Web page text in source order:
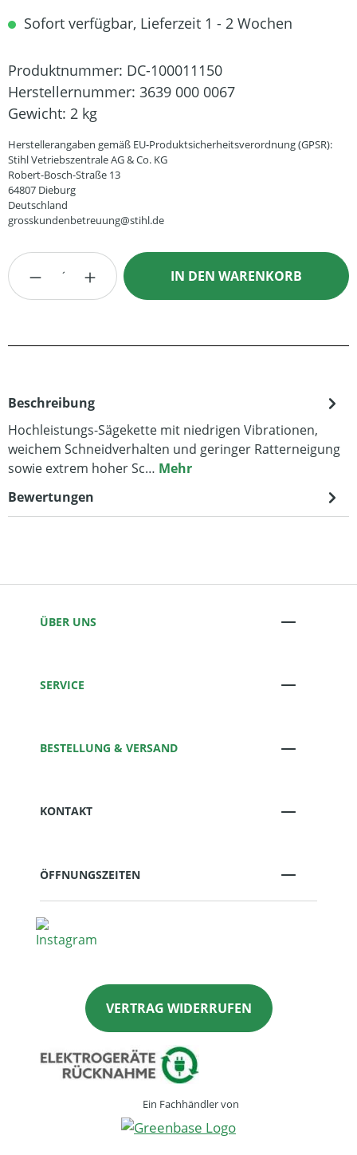
Sofort verfügbar, Lieferzeit 1 - 2 Wochen
Produktnummer: DC-100011150
Herstellernummer: 3639 000 0067
Gewicht: 2 kg
Herstellerangaben gemäß EU-Produktsicherheitsverordnung (GPSR):
Stihl Vetriebszentrale AG & Co. KG
Robert-Bosch-Straße 13
64807 Dieburg
Deutschland
grosskundenbetreuung@stihl.de
Produkt Anzahl: Gib den gewünschten
IN DEN WARENKORB
Beschreibung
Hochleistungs-Sägekette mit niedrigen Vibrationen,
weichem Schneidverhalten und geringer Ratterneigung
sowie extrem hoher Sc… Mehr
Bewertungen
ÜBER UNS
SERVICE
BESTELLUNG & VERSAND
KONTAKT
ÖFFNUNGSZEITEN
VERTRAG WIDERRUFEN
Ein Fachhändler von